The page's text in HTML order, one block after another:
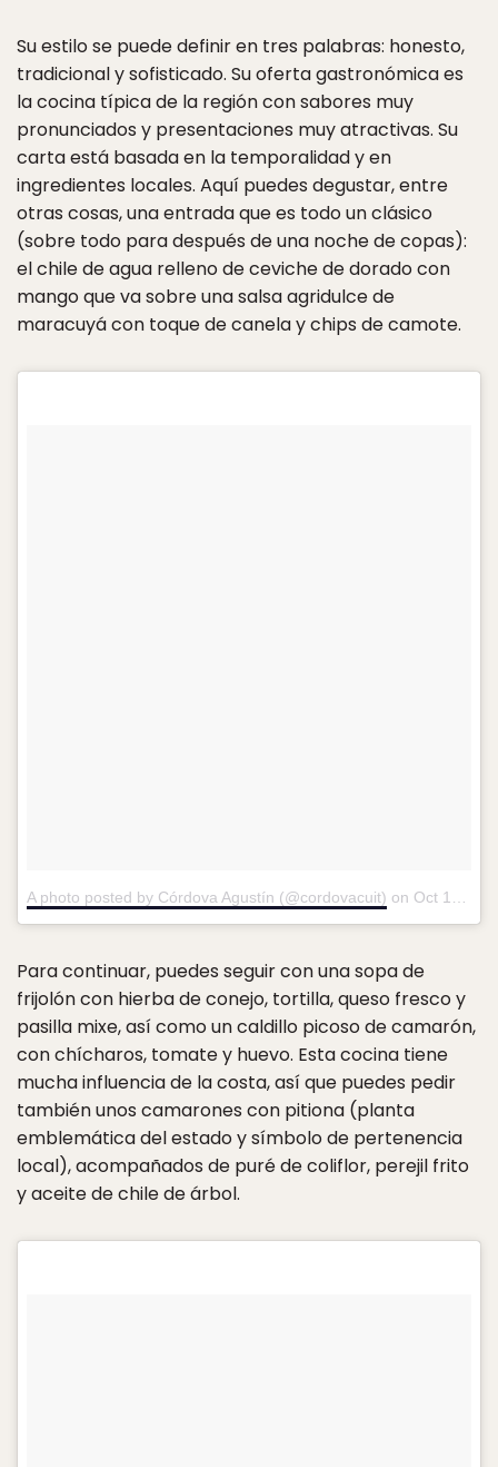
Su estilo se puede definir en tres palabras: honesto,
tradicional y sofisticado. Su oferta gastronómica es
la cocina típica de la región con sabores muy
pronunciados y presentaciones muy atractivas. Su
carta está basada en la temporalidad y en
ingredientes locales. Aquí puedes degustar, entre
otras cosas, una entrada que es todo un clásico
(sobre todo para después de una noche de copas):
el chile de agua relleno de ceviche de dorado con
mango que va sobre una salsa agridulce de
maracuyá con toque de canela y chips de camote.
A photo posted by Córdova Agustín (@cordovacuit) on Oct 13, 2016 at 12:38pm PDT
Para continuar, puedes seguir con una sopa de
frijolón con hierba de conejo, tortilla, queso fresco y
pasilla mixe, así como un caldillo picoso de camarón,
con chícharos, tomate y huevo. Esta cocina tiene
mucha influencia de la costa, así que puedes pedir
también unos camarones con pitiona (planta
emblemática del estado y símbolo de pertenencia
local), acompañados de puré de coliflor, perejil frito
y aceite de chile de árbol.